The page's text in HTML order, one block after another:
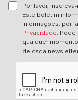
Por favor,
Este boletim
informações, por
Privacidade. Pode
qualquer
de cada